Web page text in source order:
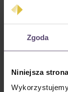
Zgoda
Niniejsza
Ceny z VAT plus